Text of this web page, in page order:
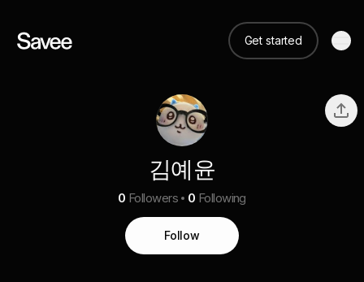
Get started
김예윤
0 Followers 0 Following
Follow